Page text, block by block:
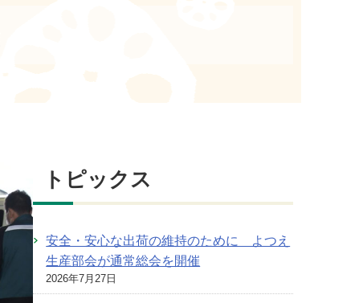
トピックス
安全・安心な出荷の維持のために よつえ
生産部会が通常総会を開催
2026年7月27日